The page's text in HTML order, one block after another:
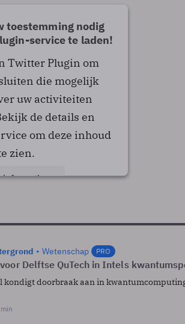
toestemming nodig
service te laden!
Twitter Plugin om
die mogelijk
uw activiteiten
de details en
om deze inhoud
zien.
informatie
Wetenschap PRO
Delftse QuTech in Intels
kondigt doorbraak aan in